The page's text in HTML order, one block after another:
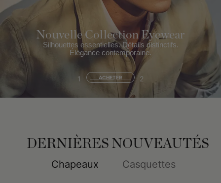
Nouvelle Collection Eyewear
Silhouettes essentielles. Détails distinctifs.
Élégance contemporaine.
ACHETER
1 2
DERNIÈRES NOUVEAUTÉS
Chapeaux Casquettes